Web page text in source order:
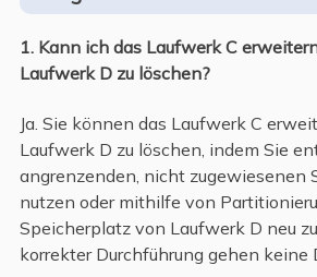
1. Kann ich das Laufwerk C
Laufwerk D zu löschen?
Ja. Sie können das Laufwerk C
Laufwerk D zu löschen, indem Sie
angrenzenden, nicht zugewiesenen
nutzen oder mithilfe von
Speicherplatz von Laufwerk D neu
korrekter Durchführung gehen keine